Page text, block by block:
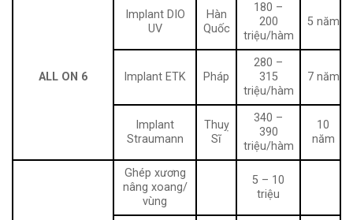
ALL ON 6
Implant DIO
UV
Hàn
Quốc
180 –
200
triệu/hàm
5 năm
Implant ETK Pháp
280 –
315
triệu/hàm
7 năm
Implant
Straumann
Thuỵ
Sĩ
340 –
390
triệu/hàm
10
năm
Ghép xương
nâng xoang/
vùng
5 – 10
triệu